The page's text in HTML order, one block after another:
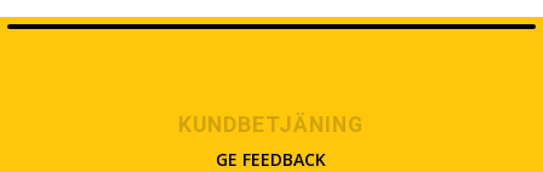
KUNDBETJÄNING
GE FEEDBACK